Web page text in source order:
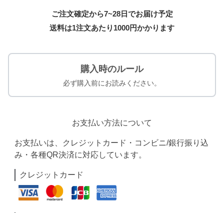
ご注文確定から7~28日でお届け予定
送料は1注文あたり 1000円かかります
購入時のルール
必ず購入前にお読みください。
お支払い方法について
お支払いは、クレジットカード・コンビニ/銀行振り込
み・各種QR決済に対応しています。
クレジットカード